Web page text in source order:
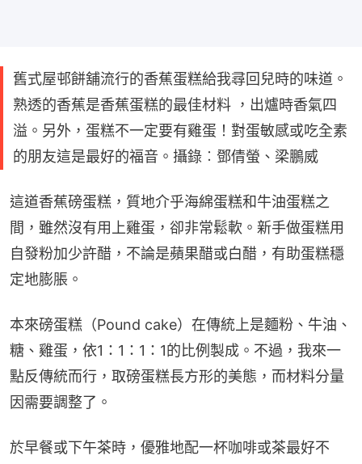
舊式屋邨餅舖流行的香蕉蛋糕給我尋回兒時的味道。
熟透的香蕉是香蕉蛋糕的最佳材料 ，出爐時香氣四
溢。另外，蛋糕不一定要有雞蛋！對蛋敏感或吃全素
的朋友這是最好的福音。攝錄︰鄧倩螢、梁鵬威
這道香蕉磅蛋糕，質地介乎海綿蛋糕和牛油蛋糕之
間，雖然沒有用上雞蛋，卻非常鬆軟。新手做蛋糕用
自發粉加少許醋，不論是蘋果醋或白醋，有助蛋糕穩
定地膨脹。
本來磅蛋糕（Pound cake）在傳統上是麵粉、牛油、
糖、雞蛋，依1：1：1：1的比例製成。不過，我來一
點反傳統而行，取磅蛋糕長方形的美態，而材料分量
因需要調整了。
於早餐或下午茶時，優雅地配一杯咖啡或茶最好不